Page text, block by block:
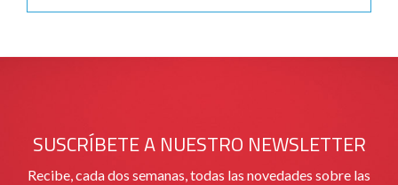
SUSCRÍBETE A NUESTRO NEWSLETTER
Recibe, cada dos semanas, todas las novedades sobre las